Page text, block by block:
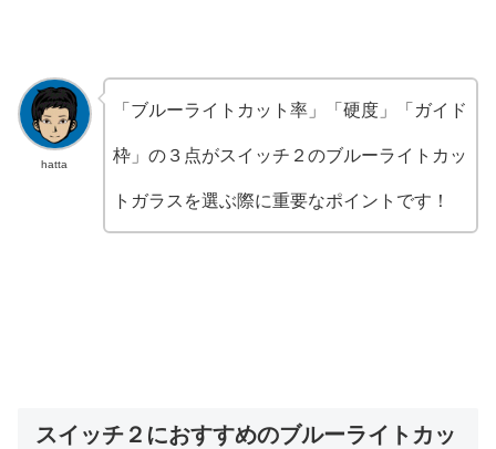
hatta
「ブルーライトカット率」「硬度」「ガイド
枠」の３点がスイッチ２のブルーライトカッ
トガラスを選ぶ際に重要なポイントです！
スイッチ２におすすめのブルーライトカッ